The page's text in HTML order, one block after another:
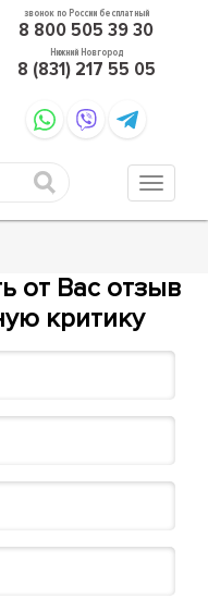
звонок по России бесплатный
8 800 505 39 30
Нижний Новгород
8 (831) 217 55 05
от Вас отзыв
критику